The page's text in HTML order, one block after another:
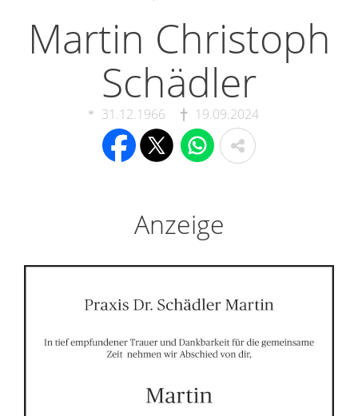
Martin Christoph
Schädler
31.12.1966 19.09.2024
Anzeige